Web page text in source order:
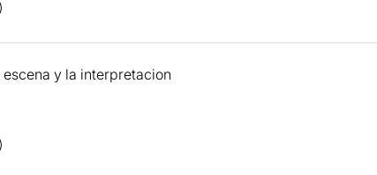
escena y la interpretacion